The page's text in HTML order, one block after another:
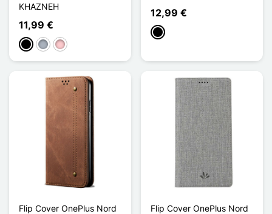
KHAZNEH
11,99 €
Schwarz
GrauPink
12,99 €
Schwarz
Flip Cover OnePlus Nord
Flip Cover OnePlus Nord